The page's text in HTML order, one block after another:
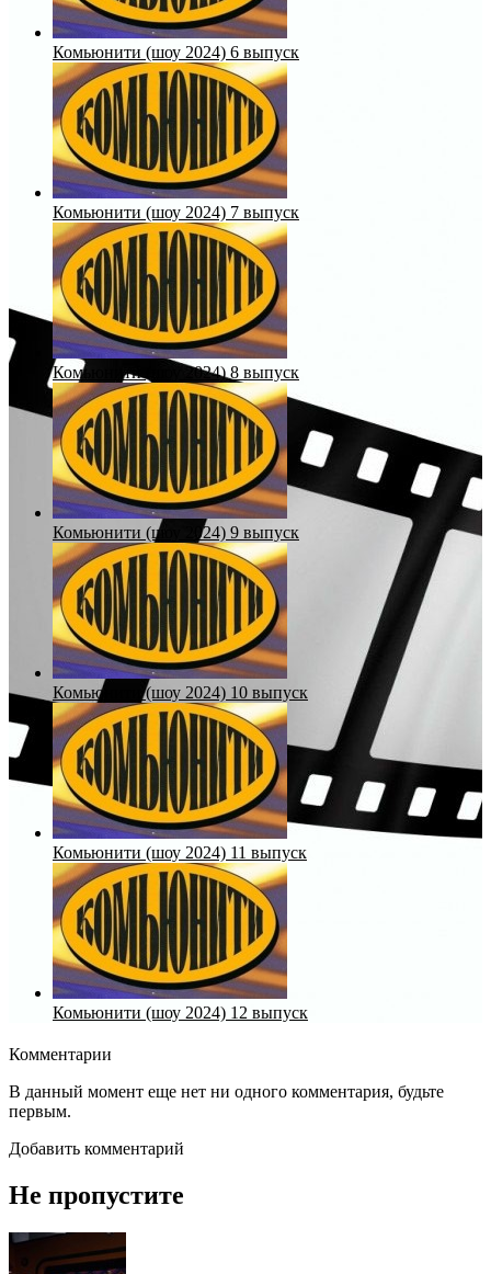
Комьюнити (шоу 2024) 6 выпуск
Комьюнити (шоу 2024) 7 выпуск
Комьюнити (шоу 2024) 8 выпуск
Комьюнити (шоу 2024) 9 выпуск
Комьюнити (шоу 2024) 10 выпуск
Комьюнити (шоу 2024) 11 выпуск
Комьюнити (шоу 2024) 12 выпуск
Комментарии
В данный момент еще нет ни одного комментария, будьте
первым.
Добавить комментарий
Не пропустите